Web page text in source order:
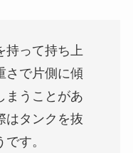
持って持ち上
さで片側に傾
まうことがあ
はタンクを抜
す。